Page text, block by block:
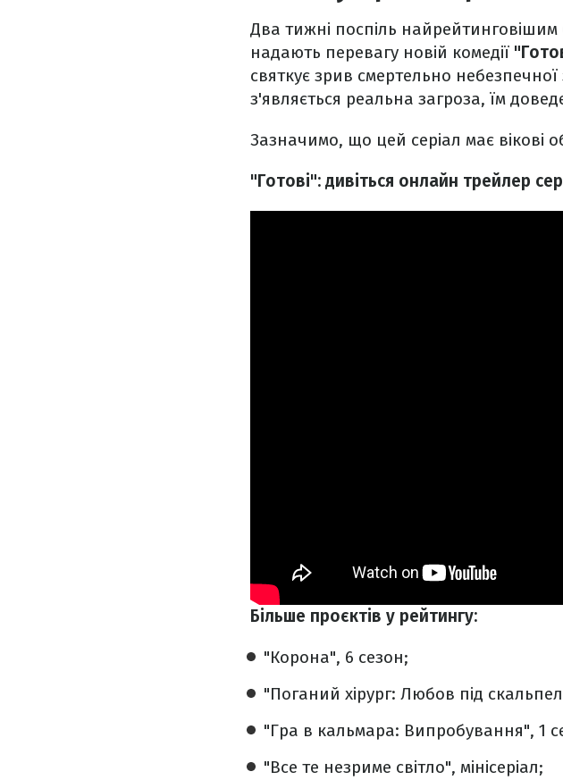
Два тижні поспіль
надають перевагу новій комедії
святкує зрив смертельно небезпечної
з'являється реальна загроза, їм
Зазначимо, що цей серіал має вікові
"Готові": дивіться онлайн трейлер
Більше проєктів у рейтингу:
"Корона", 6 сезон;
"Поганий хірург: Любов під
"Гра в кальмара: Випробування", 1
"Все те незриме світло", мінісеріал;